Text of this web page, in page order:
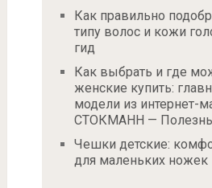
Как правильно
типу волос и кожи
гид
Как выбрать и где
женские купить:
модели из интернет-
СТОКМАНН —
Чешки детские:
для маленьких ножек